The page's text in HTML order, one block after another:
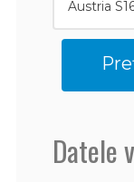
Datele